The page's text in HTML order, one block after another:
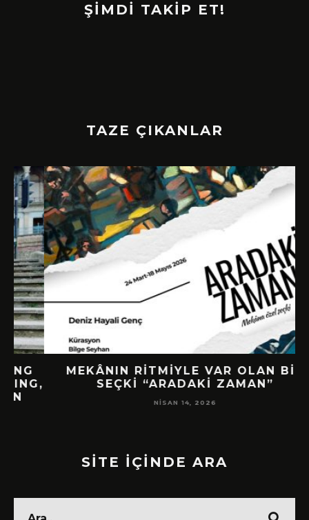
ŞİMDİ TAKİP ET!
TAZE ÇIKANLAR
MEKÂNIN RITMIYLE VAR OLAN BIR
SEÇKI “ARADAKI ZAMAN”
NISAN 14, 2026
SİTE İÇİNDE ARA